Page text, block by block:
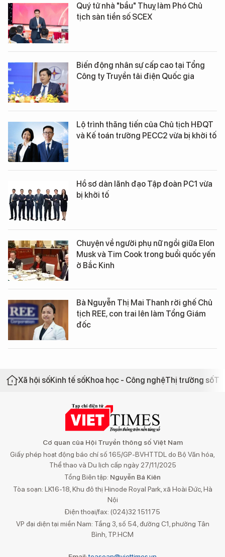
Quý tử nhà "bầu" Thuỵ làm Phó Chủ
tịch sàn tiền số SCEX
Biến động nhân sự cấp cao tại Tổng
Công ty Truyền tải điện Quốc gia
Lộ trình thăng tiến của Chủ tịch HĐQT
và Kế toán trưởng PECC2 vừa bị khởi tố
Hồ sơ dàn lãnh đạo Tập đoàn PC1 vừa
bị khởi tố
Chuyện về người phụ nữ ngồi giữa Elon
Musk và Tim Cook trong buổi quốc yến
ở Bắc Kinh
Bà Nguyễn Thị Mai Thanh rời ghế Chủ
tịch REE, con trai lên làm Tổng Giám
đốc
Xã hội sốKinh tế sốKhoa học - Công nghệThị trường số
Cơ quan của Hội Truyền thông số Việt Nam
Giấy phép hoạt động báo chí số 165/GP-BVHTTDL do Bộ Văn hóa,
Thể thao và Du lịch cấp ngày 27/11/2025
Tổng Biên tập: Nguyễn Bá Kiên
Tòa soạn: LK16-18, Khu đô thị Hinode Royal Park, xã Hoài Đức, Hà
Nội
Điện thoại/fax: (024)32 151175
VP đại diện tại miền Nam: Tầng 3, số 54, đường C1, phường Tân
Bình, TP.HCM